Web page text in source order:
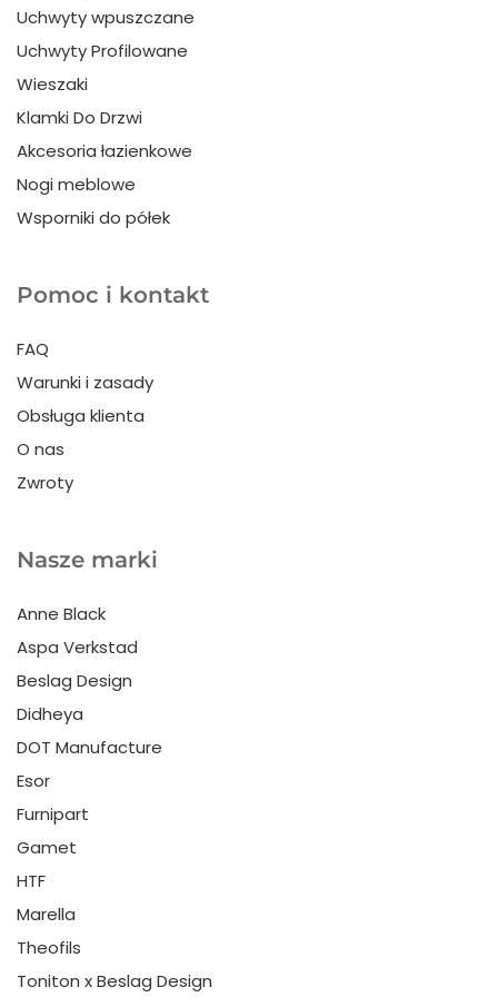
Uchwyty wpuszczane
Uchwyty Profilowane
Wieszaki
Klamki Do Drzwi
Akcesoria łazienkowe
Nogi meblowe
Wsporniki do półek
Pomoc i kontakt
FAQ
Warunki i zasady
Obsługa klienta
O nas
Zwroty
Nasze marki
Anne Black
Aspa Verkstad
Beslag Design
Didheya
DOT Manufacture
Esor
Furnipart
Gamet
HTF
Marella
Theofils
Toniton x Beslag Design